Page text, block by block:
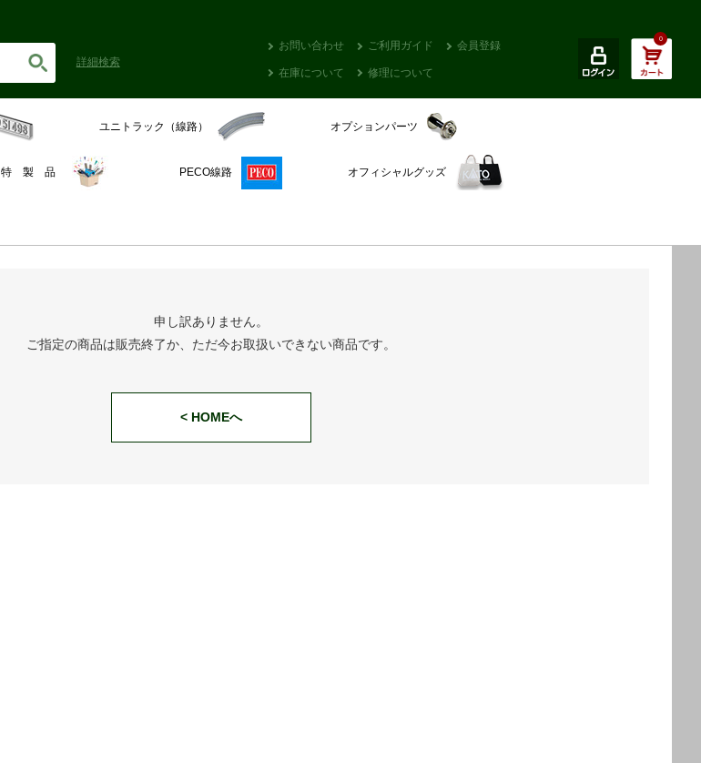
詳細検索
お問い合わせ ご利用ガイド 会員登録
在庫について 修理について
0
ユニトラック（線路） オプションパーツ
特 製 品 PECO線路 オフィシャルグッズ
申し訳ありません。
ご指定の商品は販売終了か、ただ今お取扱いできない商品です。
< HOMEへ